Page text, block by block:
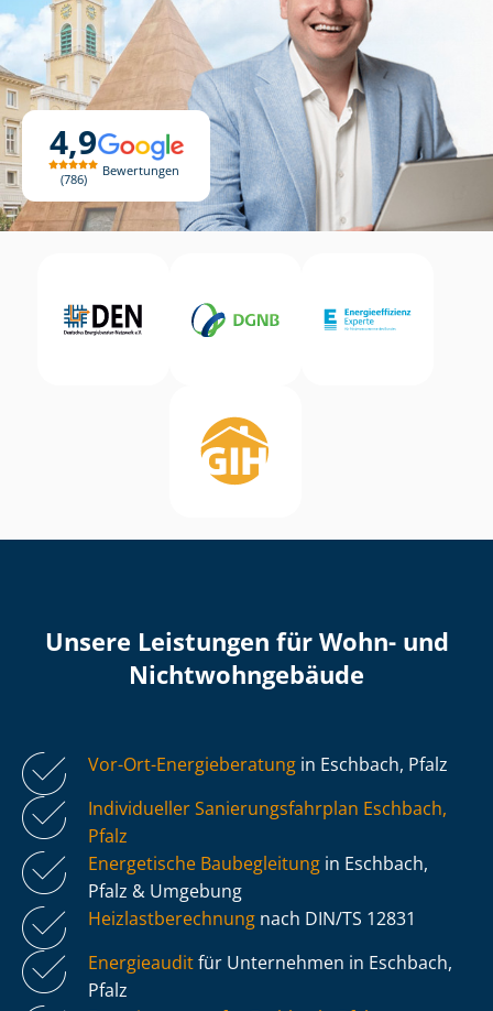
4,9
786
Bewertungen
Unsere Leistungen für Wohn- und
Nicht­wohn­ge­bäu­de
Vor-Ort-Energieberatung in Eschbach, Pfalz
Individueller Sa­nie­rungs­fahr­plan Eschbach,
Pfalz
Energetische Baubegleitung in Eschbach,
Pfalz & Umgebung
Heiz­last­be­rech­nung nach DIN/TS 12831
Energieauditfür Unternehmen in Eschbach,
Pfalz